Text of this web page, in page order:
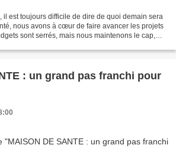
il est toujours difficile de dire de quoi demain sera
nous avons à cœur de faire avancer les projets
sont serrés, mais nous maintenons le cap,
: un grand pas franchi pour